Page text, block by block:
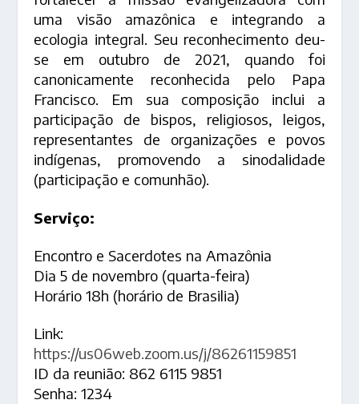
uma visão amazônica e integrando a
ecologia integral. Seu reconhecimento deu-
se em outubro de 2021, quando foi
canonicamente reconhecida pelo Papa
Francisco. Em sua composição inclui a
participação de bispos, religiosos, leigos,
representantes de organizações e povos
indígenas, promovendo a sinodalidade
(participação e comunhão).
Serviço:
Encontro e Sacerdotes na Amazônia
Dia 5 de novembro (quarta-feira)
Horário 18h (horário de Brasilia)
Link:
https://us06web.zoom.us/j/86261159851
ID da reunião: 862 6115 9851
Senha: 1234